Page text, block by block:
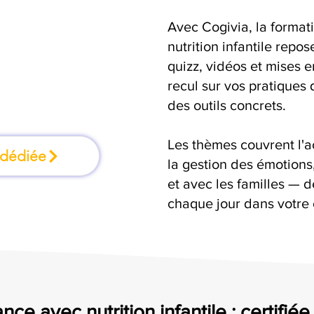
Avec Cogivia, la
nutrition infantile
quizz, vidéos et mises
recul sur vos pratiques
des outils concrets.
Les thèmes couvrent
la gestion des
et avec les familles —
chaque jour dans